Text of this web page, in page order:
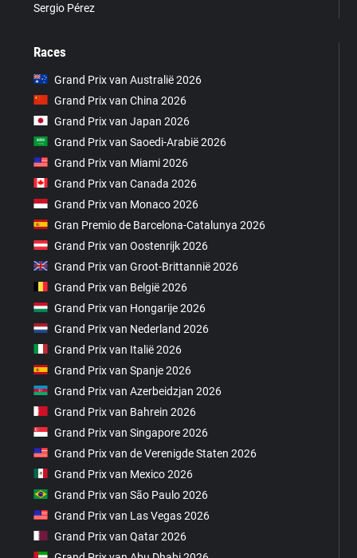
Sergio Pérez
Races
Grand Prix van Australië 2026
Grand Prix van China 2026
Grand Prix van Japan 2026
Grand Prix van Saoedi-Arabië 2026
Grand Prix van Miami 2026
Grand Prix van Canada 2026
Grand Prix van Monaco 2026
Gran Premio de Barcelona-Catalunya 2026
Grand Prix van Oostenrijk 2026
Grand Prix van Groot-Brittannië 2026
Grand Prix van België 2026
Grand Prix van Hongarije 2026
Grand Prix van Nederland 2026
Grand Prix van Italië 2026
Grand Prix van Spanje 2026
Grand Prix van Azerbeidzjan 2026
Grand Prix van Bahrein 2026
Grand Prix van Singapore 2026
Grand Prix van de Verenigde Staten 2026
Grand Prix van Mexico 2026
Grand Prix van São Paulo 2026
Grand Prix van Las Vegas 2026
Grand Prix van Qatar 2026